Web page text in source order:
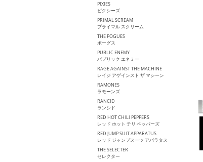
PIXIES
ピクシーズ
PRIMAL SCREAM
プライマル スクリーム
THE POGUES
ポーグス
PUBLIC ENEMY
パプリック エネミー
RAGE AGAINST THE MACHINE
レイジ アゲインスト ザ マシーン
RAMONES
ラモーンズ
RANCID
ランシド
RED HOT CHILI PEPPERS
レッド ホット チリ ペッパーズ
RED JUMP SUIT APPARATUS
レッド ジャンプスーツ アパラタス
THE SELECTER
セレクター